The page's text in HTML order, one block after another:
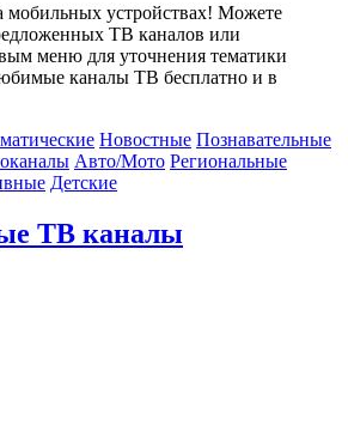
мобильных устройствах! Можете
ТВ каналов или
меню для уточнения тематики
каналы ТВ бесплатно и в
Новостные Познавательные
Авто/Мото Региональные
Детские
ТВ каналы